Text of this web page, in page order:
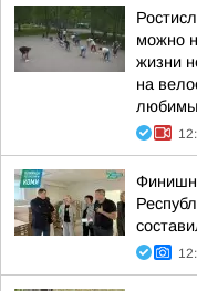
можно
жизни
на